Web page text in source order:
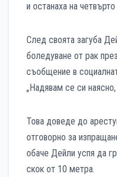
и останаха на
След своята загуба
боледуване от рак
съобщение в
„Надявам се си
Това доведе до
отговорно за
обаче Дейли успя да
скок от 10 метра.